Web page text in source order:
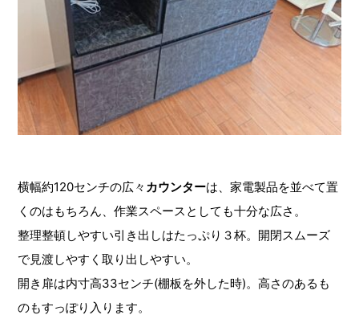
横幅約120センチの広々 カウンターは、家電製品を並べて置
くのはもちろん、作業スペースとしても十分な広さ。
整理整頓しやすい引き出しはたっぷり３杯。開閉スムーズ
で見渡しやすく取り出しやすい。
開き扉は内寸高33センチ(棚板を外した時)。高さのあるも
のもすっぽり入ります。